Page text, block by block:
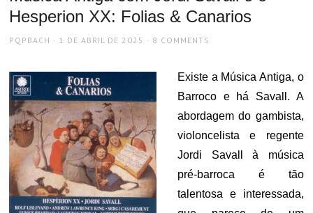
Hesperion XX: Folias & Canarios
AUTHOR
PQPBACH
POSTED
1 DE ABRIL DE 2025 8 COMMENTS
Existe a Música Antiga, o
Barroco e há Savall. A
abordagem do gambista,
violoncelista e regente
Jordi Savall à música
pré-barroca é tão
talentosa e interessada,